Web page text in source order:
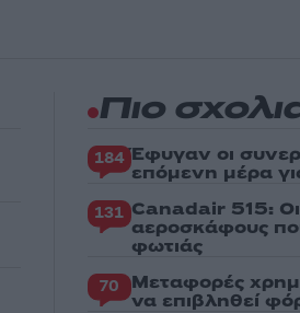
Πιο
184 Έφυγαν οι
επόμενη μέρα
131 Canadair 515:
αεροσκάφους
φωτιάς
70 Μεταφορές
να επιβληθεί